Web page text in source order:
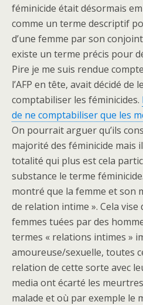
féminicide était désormais
comme un terme descriptif
d’une femme par son
existe un terme précis pour
Pire je me suis rendue
l’AFP en tête, avait décidé
comptabiliser les féminicides.
de ne comptabiliser que les
On pourrait arguer qu’ils
majorité des féminicide mais
totalité qui plus est cela
substance le terme
montré que la femme et son
de relation intime ». Cela
femmes tuées par des
termes « relations intimes »
amoureuse/sexuelle, toutes
relation de cette sorte avec
media ont écarté les
malade et où par exemple le